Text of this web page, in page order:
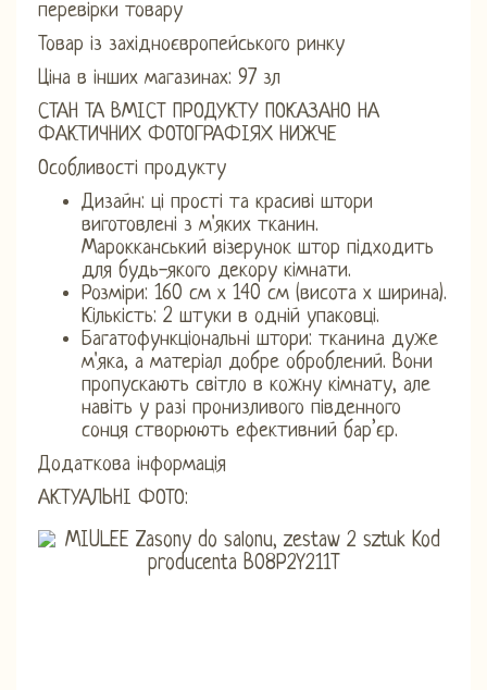
перевірки товару
Товар із західноєвропейського ринку
Ціна в інших магазинах: 97 зл
СТАН ТА ВМІСТ ПРОДУКТУ ПОКАЗАНО НА
ФАКТИЧНИХ ФОТОГРАФІЯХ НИЖЧЕ
Особливості продукту
Дизайн: ці прості та красиві штори
виготовлені з м'яких тканин.
Марокканський візерунок штор підходить
для будь-якого декору кімнати.
Розміри: 160 см х 140 см (висота х ширина).
Кількість: 2 штуки в одній упаковці.
Багатофункціональні штори: тканина дуже
м'яка, а матеріал добре оброблений. Вони
пропускають світло в кожну кімнату, але
навіть у разі пронизливого південного
сонця створюють ефективний бар’єр.
Додаткова інформація
АКТУАЛЬНІ ФОТО: